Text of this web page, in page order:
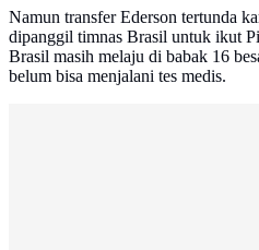
Namun transfer Ederson tertunda
dipanggil timnas Brasil untuk ikut
Brasil masih melaju di babak 16
belum bisa menjalani tes medis.